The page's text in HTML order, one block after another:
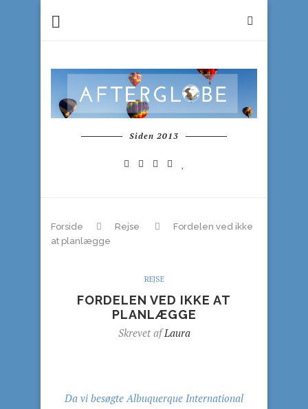
Siden 2013
Forside Rejse
Fordelen ved ikke
at planlægge
REJSE
FORDELEN VED IKKE AT
PLANLÆGGE
Skrevet afLaura
Da vi besøgte Albuquerque International